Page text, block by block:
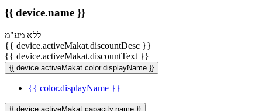
{{ device.name }}
ללא מע"מ
{{ device.activeMakat.discountDesc }}
{{ device.activeMakat.discountText }}
{{ device.activeMakat.color.displayName }}
{{ color.displayName }}
{{ device.activeMakat.capacity.name }}